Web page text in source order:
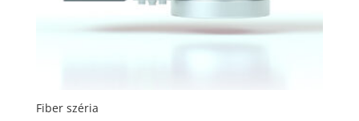
Fiber széria